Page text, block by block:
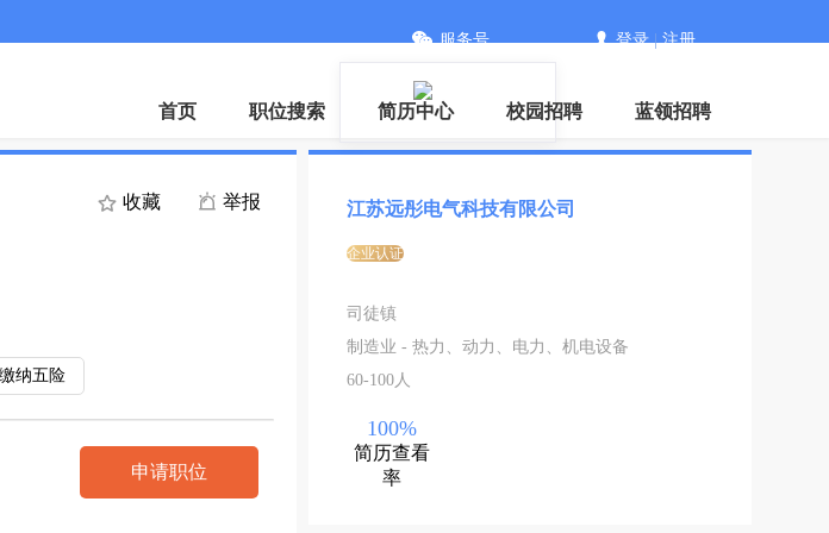
服务号 登录|注册
首页 职位搜索 简历中心 校园招聘 蓝领招聘
收藏 举报
缴纳五险
申请职位
江苏远彤电气科技有限公司
企业认证
司徒镇
制造业 - 热力、动力、电力、机电设备
60-100人
100%
简历查看
率